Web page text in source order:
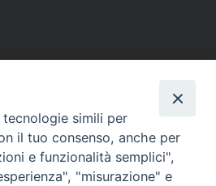
fede. Sabato 18 luglio il
convegno ecumenico e
l’inaugurazione della Via
della Speranza
simili per
il tuo consenso, anche per
e funzionalità semplici",
"misurazione" e